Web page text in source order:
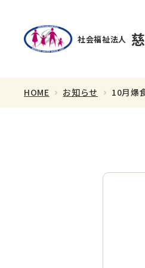
社会福祉法人
HOME お知らせ 10月爆